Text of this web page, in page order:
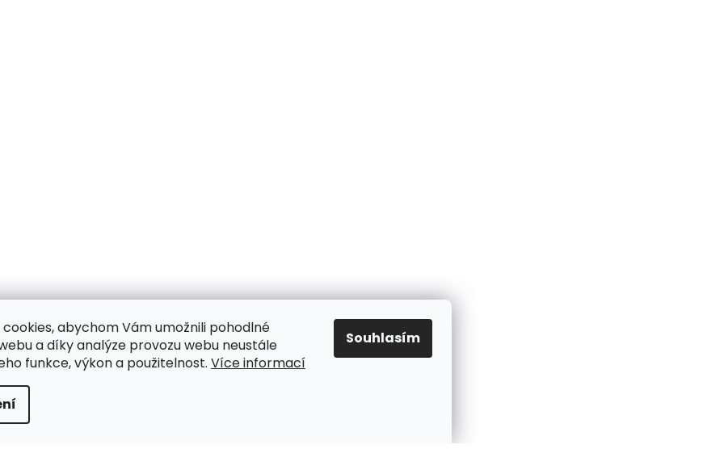
abychom Vám umožnili pohodlné
a díky analýze provozu webu neustále
funkce, výkon a použitelnost. Více informací
Souhlasím